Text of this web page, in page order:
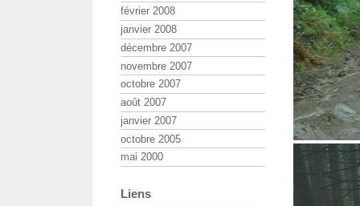
février 2008
janvier 2008
décembre 2007
novembre 2007
octobre 2007
août 2007
janvier 2007
octobre 2005
mai 2000
Liens